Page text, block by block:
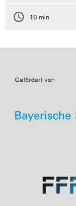
10 min